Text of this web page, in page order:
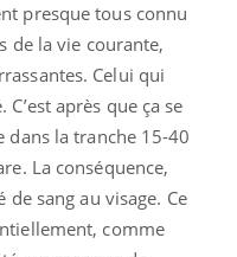
presque tous connu
de la vie courante,
Celui qui
après que ça se
dans la tranche 15-40
La conséquence,
de sang au visage. Ce
comme